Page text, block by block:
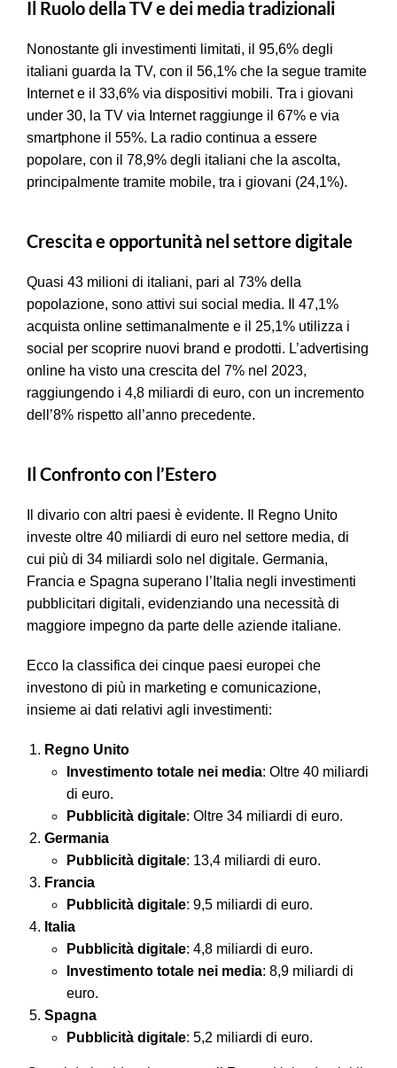
Il Ruolo della TV e dei media tradizionali
Nonostante gli investimenti limitati, il 95,6% degli
italiani guarda la TV, con il 56,1% che la segue tramite
Internet e il 33,6% via dispositivi mobili. Tra i giovani
under 30, la TV via Internet raggiunge il 67% e via
smartphone il 55%. La radio continua a essere
popolare, con il 78,9% degli italiani che la ascolta,
principalmente tramite mobile, tra i giovani (24,1%).
Crescita e opportunità nel settore digitale
Quasi 43 milioni di italiani, pari al 73% della
popolazione, sono attivi sui social media. Il 47,1%
acquista online settimanalmente e il 25,1% utilizza i
social per scoprire nuovi brand e prodotti. L’advertising
online ha visto una crescita del 7% nel 2023,
raggiungendo i 4,8 miliardi di euro, con un incremento
dell’8% rispetto all’anno precedente.
Il Confronto con l’Estero
Il divario con altri paesi è evidente. Il Regno Unito
investe oltre 40 miliardi di euro nel settore media, di
cui più di 34 miliardi solo nel digitale. Germania,
Francia e Spagna superano l’Italia negli investimenti
pubblicitari digitali, evidenziando una necessità di
maggiore impegno da parte delle aziende italiane.
Ecco la classifica dei cinque paesi europei che
investono di più in marketing e comunicazione,
insieme ai dati relativi agli investimenti:
Regno Unito
Investimento totale nei media: Oltre 40 miliardi
di euro.
Pubblicità digitale: Oltre 34 miliardi di euro.
Germania
Pubblicità digitale: 13,4 miliardi di euro.
Francia
Pubblicità digitale: 9,5 miliardi di euro.
Italia
Pubblicità digitale: 4,8 miliardi di euro.
Investimento totale nei media: 8,9 miliardi di
euro.
Spagna
Pubblicità digitale: 5,2 miliardi di euro.